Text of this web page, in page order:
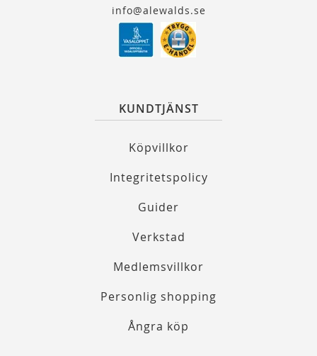
info@alewalds.se
KUNDTJÄNST
Köpvillkor
Integritetspolicy
Guider
Verkstad
Medlemsvillkor
Personlig shopping
Ångra köp